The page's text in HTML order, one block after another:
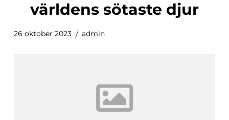
världens sötaste djur
26 oktober 2023 admin